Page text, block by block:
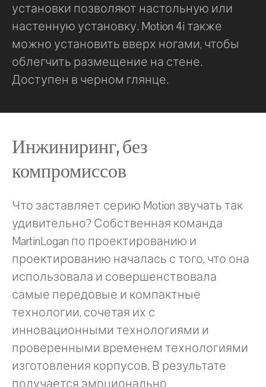
установки позволяют настольную или
настенную установку. Motion 4i также
можно установить вверх ногами, чтобы
облегчить размещение на стене.
Доступен в черном глянце.
Инжиниринг, без
компромиссов
Что заставляет серию Motion звучать так
удивительно? Собственная команда
MartinLogan по проектированию и
проектированию началась с того, что она
использовала и совершенствовала
самые передовые и компактные
технологии, сочетая их с
инновационными технологиями и
проверенными временем технологиями
изготовления корпусов. В результате